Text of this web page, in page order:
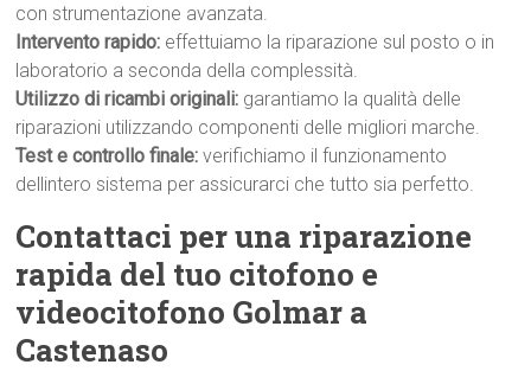
con strumentazione avanzata.
Intervento rapido: effettuiamo la riparazione sul posto o in
laboratorio a seconda della complessità.
Utilizzo di ricambi originali: garantiamo la qualità delle
riparazioni utilizzando componenti delle migliori marche.
Test e controllo finale:verifichiamo il funzionamento
dellintero sistema per assicurarci che tutto sia perfetto.
Contattaci per una riparazione
rapida del tuo citofono e
videocitofono Golmar a
Castenaso